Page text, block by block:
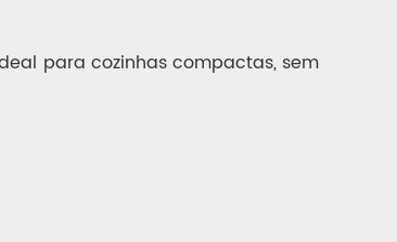
para cozinhas compactas, sem